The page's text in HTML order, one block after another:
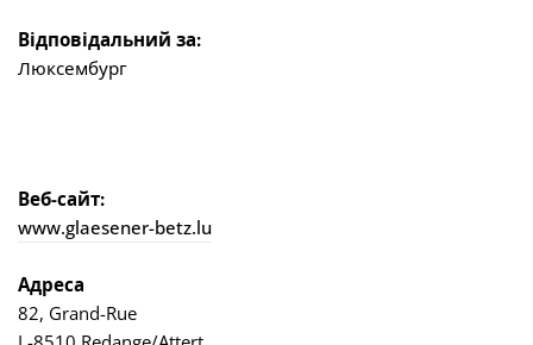
Відповідальний за:
Люксембург
Веб-сайт:
www.glaesener-betz.lu
Адреса
82, Grand-Rue